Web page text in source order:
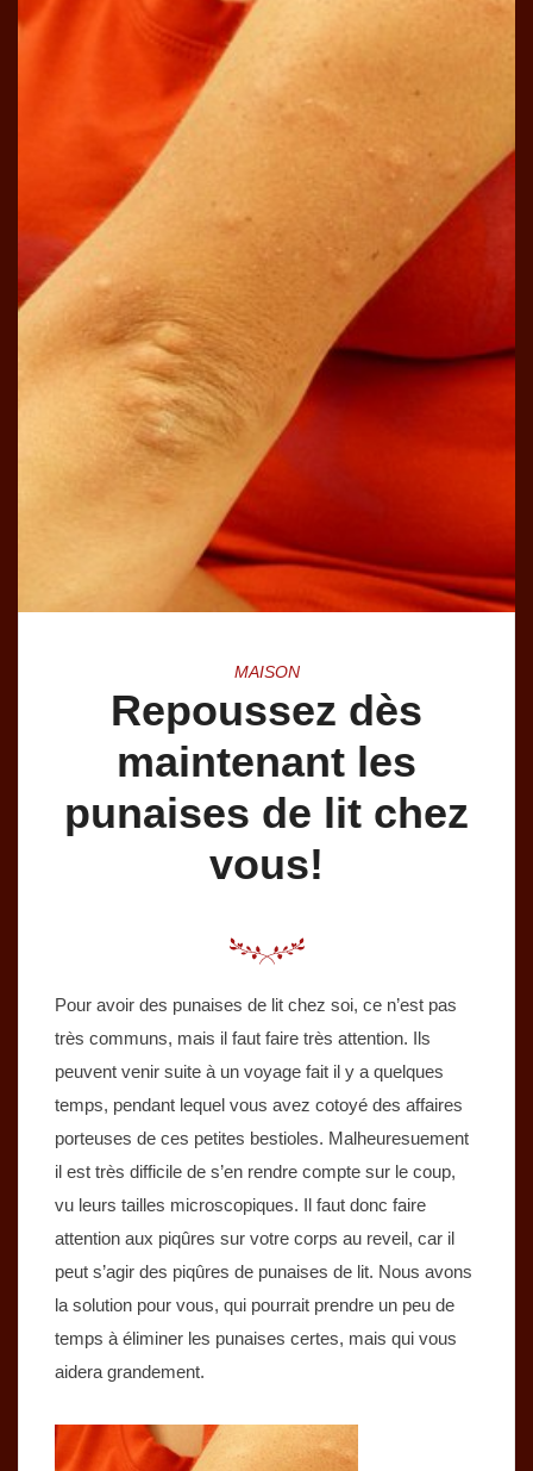
MAISON
Repoussez dès
maintenant les
punaises de lit chez
vous!
Pour avoir des punaises de lit chez soi, ce n’est pas
très communs, mais il faut faire très attention. Ils
peuvent venir suite à un voyage fait il y a quelques
temps, pendant lequel vous avez cotoyé des affaires
porteuses de ces petites bestioles. Malheuresuement
il est très difficile de s’en rendre compte sur le coup,
vu leurs tailles microscopiques. Il faut donc faire
attention aux piqûres sur votre corps au reveil, car il
peut s’agir des piqûres de punaises de lit. Nous avons
la solution pour vous, qui pourrait prendre un peu de
temps à éliminer les punaises certes, mais qui vous
aidera grandement.